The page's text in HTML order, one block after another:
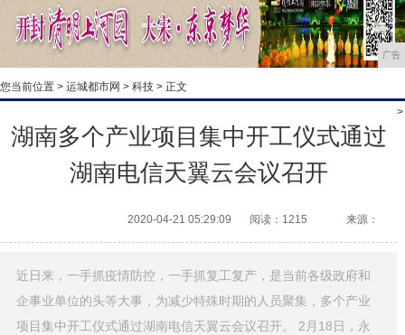
广告
您当前位置 > 运城都市网 > 科技 > 正文
>
湖南多个产业项目集中开工仪式通过
湖南电信天翼云会议召开
2020-04-21 05:29:09 阅读：1215 来源：
近日来，一手抓疫情防控，一手抓复工复产，是当前各级政府和
企事业单位的头等大事，为减少特殊时期的人员聚集，多个产业
项目集中开工仪式通过湖南电信天翼云会议召开。 2月18日，永